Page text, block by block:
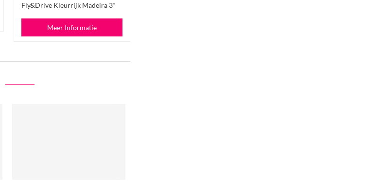
Fly&Drive Kleurrijk Madeira 3*
Meer Informatie